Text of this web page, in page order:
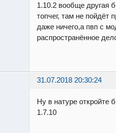
1.10.2 вообще другая
топчег, там не пойдёт
даже ничего,а пвп с
распространённое
31.07.2018 20:30:24
Ну в натуре откройте
1.7.10